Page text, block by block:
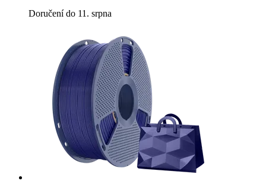
Doručení do 11. srpna